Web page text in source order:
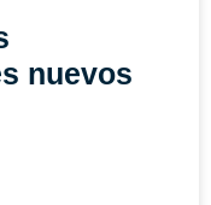
nuevos